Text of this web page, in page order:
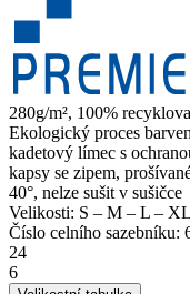
280g/m², 100%
Ekologický proces
kadetový límec s
kapsy se zipem,
40°, nelze sušit v sušičce
Velikosti: S – M – L – XL
Číslo celního sazebníku:
24
6